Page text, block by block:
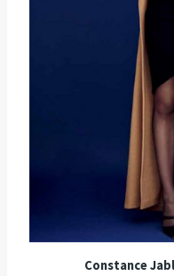
Constance